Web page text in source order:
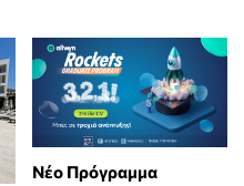
Νέο Πρόγραμμα